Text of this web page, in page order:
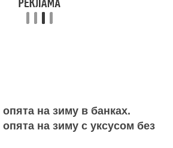
на зиму в банках.
на зиму с уксусом без